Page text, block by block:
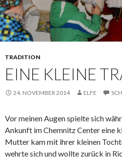
TRADITION
EINE KLEINE
24. NOVEMBER 2014 ELFE
Vor meinen Augen spielte sich
Ankunft im Chemnitz Center eine
Mutter kam mit ihrer kleinen
wehrte sich und wollte zurück in